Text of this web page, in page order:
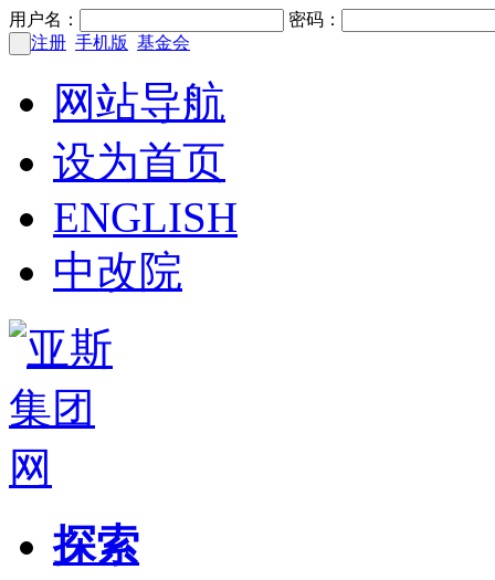
用户名：
密码：
注册 手机版 基金会
网站导航
设为首页
ENGLISH
中改院
探索